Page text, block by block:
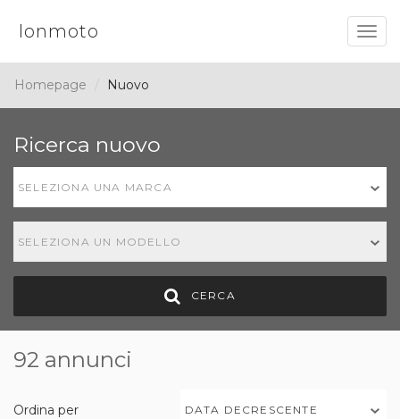
Ionmoto
Homepage Nuovo
Ricerca nuovo
SELEZIONA UNA MARCA
SELEZIONA UN MODELLO
CERCA
92 annunci
Ordina per DATA DECRESCENTE